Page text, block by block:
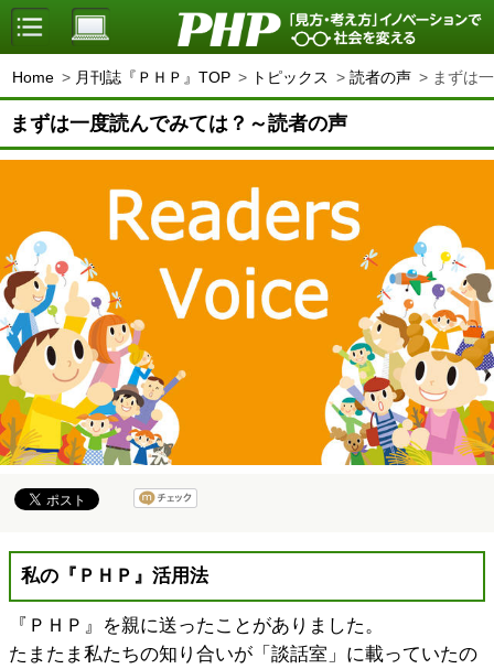
Home 月刊誌『ＰＨＰ』TOP トピックス 読者の声 まずは
まずは一度読んでみては？～読者の声
私の『ＰＨＰ』活用法
『ＰＨＰ』を親に送ったことがありました。
たまたま私たちの知り合いが「談話室」に載っていたの